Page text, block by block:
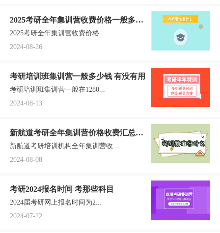
2025考研全年集训营收费价格一般多少
钱
2025考研全年集训营收费价格...
2024-08-26
考研培训班集训营一般多少钱 有没有用
考研培训班集训营一般在1280...
2024-08-13
新航道考研全年集训营价格收费汇总一
览
新航道考研培训机构全年集训营收...
2024-08-08
考研2024报名时间 考那些科目
2024届考研网上报名时间为2...
2024-07-22